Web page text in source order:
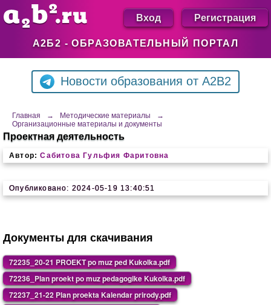
А2Б2 - ОБРАЗОВАТЕЛЬНЫЙ ПОРТАЛ
Вход Регистрация
Новости образования от A2B2
Главная → Методические материалы
→
Организационные материалы и документы
Проектная деятельность
Автор: Сабитова Гульфия Фаритовна
Опубликовано: 2024-05-19 13:40:51
Документы для скачивания
72235_20-21 PROEKT po muz ped Kukolka.pdf
72236_Plan proekt po muz pedagogike Kukolka.pdf
72237_21-22 Plan proekta Kalendar prirody.pdf